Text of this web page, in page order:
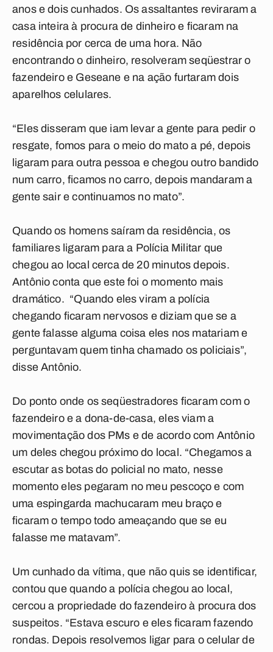
anos e dois cunhados. Os assaltantes reviraram a
casa inteira à procura de dinheiro e ficaram na
residência por cerca de uma hora. Não
encontrando o dinheiro, resolveram seqüestrar o
fazendeiro e Geseane e na ação furtaram dois
aparelhos celulares.
“Eles disseram que iam levar a gente para pedir o
resgate, fomos para o meio do mato a pé, depois
ligaram para outra pessoa e chegou outro bandido
num carro, ficamos no carro, depois mandaram a
gente sair e continuamos no mato”.
Quando os homens saíram da residência, os
familiares ligaram para a Polícia Militar que
chegou ao local cerca de 20 minutos depois.
Antônio conta que este foi o momento mais
dramático. “Quando eles viram a polícia
chegando ficaram nervosos e diziam que se a
gente falasse alguma coisa eles nos matariam e
perguntavam quem tinha chamado os policiais”,
disse Antônio.
Do ponto onde os seqüestradores ficaram com o
fazendeiro e a dona-de-casa, eles viam a
movimentação dos PMs e de acordo com Antônio
um deles chegou próximo do local. “Chegamos a
escutar as botas do policial no mato, nesse
momento eles pegaram no meu pescoço e com
uma espingarda machucaram meu braço e
ficaram o tempo todo ameaçando que se eu
falasse me matavam”.
Um cunhado da vítima, que não quis se identificar,
contou que quando a polícia chegou ao local,
cercou a propriedade do fazendeiro à procura dos
suspeitos. “Estava escuro e eles ficaram fazendo
rondas. Depois resolvemos ligar para o celular de